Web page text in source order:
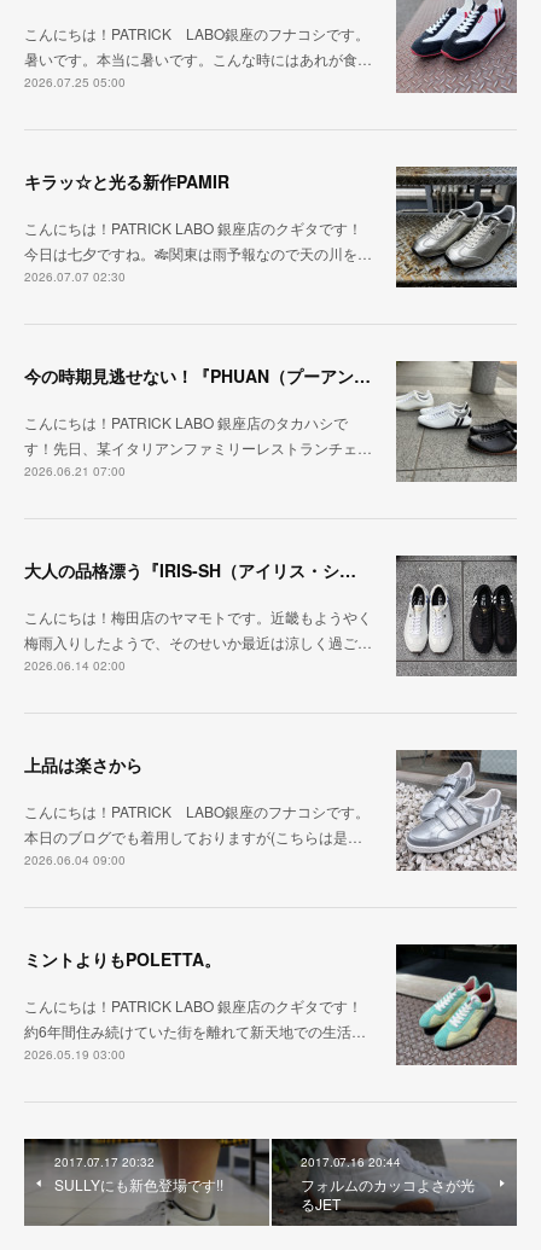
こんにちは！PATRICK LABO銀座のフナコシです。
暑いです。本当に暑いです。こんな時にはあれが食…
2026.07.25 05:00
キラッ☆と光る新作PAMIR
こんにちは！PATRICK LABO 銀座店のクギタです！
今日は七夕ですね。🎋関東は雨予報なので天の川を…
2026.07.07 02:30
今の時期見逃せない！『PHUAN（プーアン）』
こんにちは！PATRICK LABO 銀座店のタカハシで
す！先日、某イタリアンファミリーレストランチェ…
2026.06.21 07:00
大人の品格漂う『IRIS-SH（アイリス・シープ）』
こんにちは！梅田店のヤマモトです。近畿もようやく
梅雨入りしたようで、そのせいか最近は涼しく過ご…
2026.06.14 02:00
上品は楽さから
こんにちは！PATRICK LABO銀座のフナコシです。
本日のブログでも着用しておりますが(こちらは是…
2026.06.04 09:00
ミントよりもPOLETTA。
こんにちは！PATRICK LABO 銀座店のクギタです！
約6年間住み続けていた街を離れて新天地での生活…
2026.05.19 03:00
2017.07.17 20:32
SULLYにも新色登場です!!
2017.07.16 20:44
フォルムのカッコよさが光
るJET